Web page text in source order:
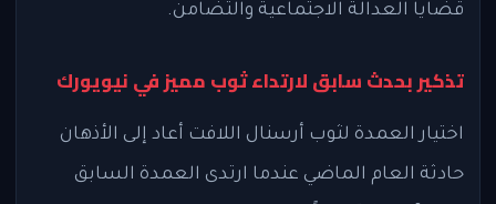
قضايا العدالة الاجتماعية والتضامن.
تذكير بحدث سابق لارتداء ثوب مميز في نيويورك
اختيار العمدة لثوب أرسنال اللافت أعاد إلى الأذهان
حادثة العام الماضي عندما ارتدى العمدة السابق